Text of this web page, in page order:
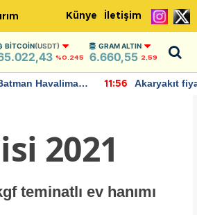
Künye İletişim
BITCOIN(USDT)
%0.245
GRAM ALTIN
6.660,55 2,59
Havalimanı
11:56
Akaryakıt
2021
teminatlı ev hanımı